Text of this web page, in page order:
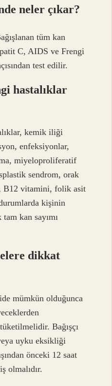
neler çıkar?
tüm kan
C, AIDS ve Frengi
test edilir.
hastalıklar
kemik iliği
enfeksiyonlar,
miyeloproliferatif
sendrom, orak
B12 vitamini, folik asit
kişinin
tam kan sayımı
dikkat
mümkün olduğunca
tüketilmelidir. Bağışçı
uyku eksikliği
önceki 12 saat
olmalıdır.